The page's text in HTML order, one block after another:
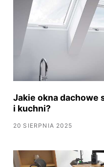
Jakie okna dachowe
i kuchni?
20 SIERPNIA 2025